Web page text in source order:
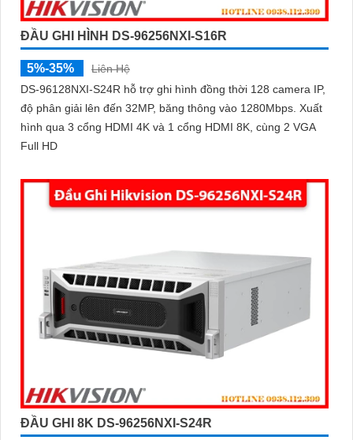
ĐẦU GHI HÌNH DS-96256NXI-S16R
5%-35%
Liên Hệ
DS-96128NXI-S24R hỗ trợ ghi hình đồng thời 128 camera IP,
độ phân giải lên đến 32MP, băng thông vào 1280Mbps. Xuất
hình qua 3 cổng HDMI 4K và 1 cổng HDMI 8K, cùng 2 VGA
Full HD
ĐẦU GHI 8K DS-96256NXI-S24R